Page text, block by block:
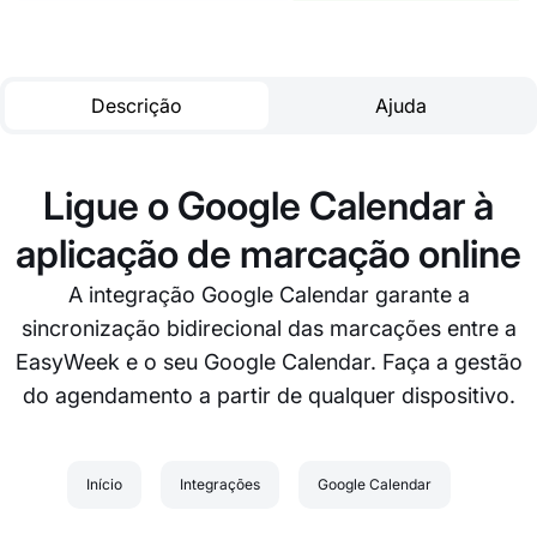
Descrição Ajuda
Ligue o Google Calendar à
aplicação de marcação online
A integração Google Calendar garante a
sincronização bidirecional das marcações entre a
EasyWeek e o seu Google Calendar. Faça a gestão
do agendamento a partir de qualquer dispositivo.
Início Integrações Google Calendar